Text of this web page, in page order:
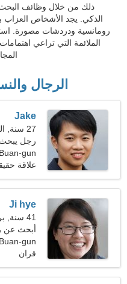
ذلك من خلال وظائف البحث
الذكي. يجد الأشخاص العزاب
رومانسية ودردشات مصورة.
الرجال
Jake
27 سنة, الميزان
رجل
Buan-gun، كوريا الجنوبية
علاقة
Ji hye
41 سنة, برج العقرب
أبحث عن
Buan-gun
قران